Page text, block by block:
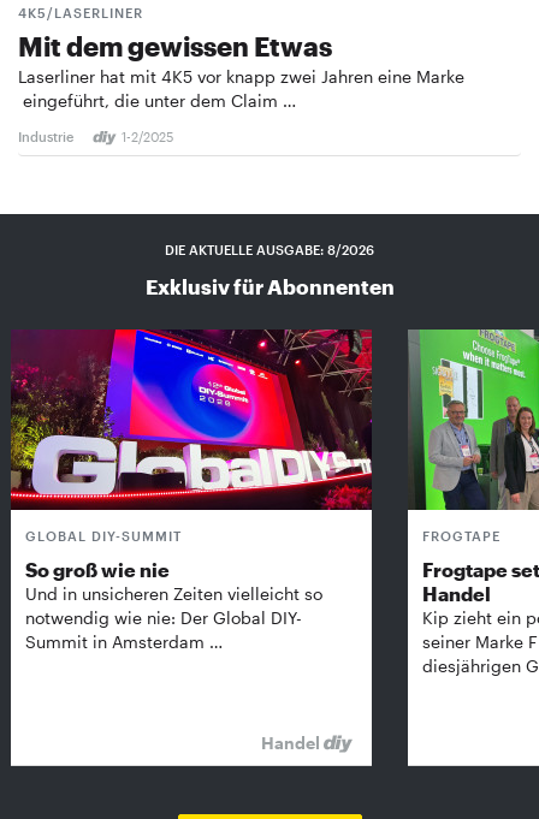
4K5/LASERLINER
Mit dem gewissen Etwas
Laserliner hat mit 4K5 vor knapp zwei Jahren eine Marke
eingeführt, die unter dem Claim …
Industrie 1-2/2025
DIE AKTUELLE AUSGABE: 8/2026
Exklusiv für Abonnenten
GLOBAL DIY-SUMMIT
So groß wie nie
Und in unsicheren Zeiten vielleicht so
notwendig wie nie: Der Global DIY-
Summit in Amsterdam …
Handel
FROGTAPE
Frogtape
Handel
Kip zieht ein
seiner Marke
diesjährigen